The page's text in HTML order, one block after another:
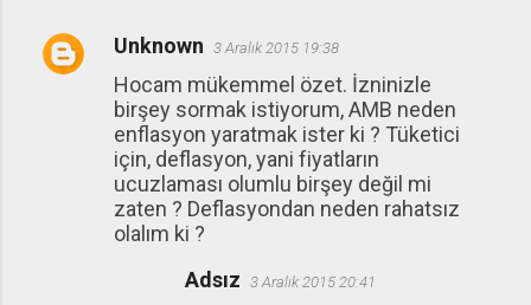
Unknown 3 Aralık 2015 19:38
Hocam mükemmel özet. İzninizle
birşey sormak istiyorum, AMB neden
enflasyon yaratmak ister ki ? Tüketici
için, deflasyon, yani fiyatların
ucuzlaması olumlu birşey değil mi
zaten ? Deflasyondan neden rahatsız
olalım ki ?
Adsız 3 Aralık 2015 20:41